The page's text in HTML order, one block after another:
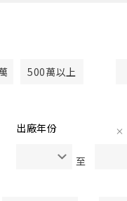
500萬以上
出廠年份
至